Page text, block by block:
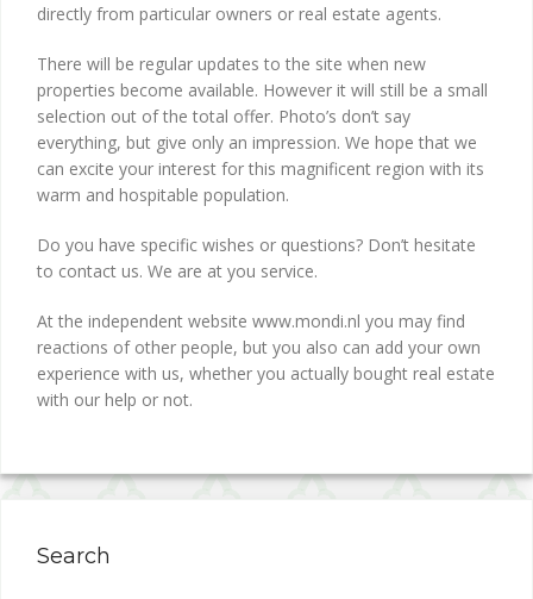
directly from particular owners or real estate agents.
There will be regular updates to the site when new
properties become available. However it will still be a small
selection out of the total offer. Photo’s don’t say
everything, but give only an impression. We hope that we
can excite your interest for this magnificent region with its
warm and hospitable population.
Do you have specific wishes or questions? Don’t hesitate
to contact us. We are at you service.
At the independent website www.mondi.nl you may find
reactions of other people, but you also can add your own
experience with us, whether you actually bought real estate
with our help or not.
Search